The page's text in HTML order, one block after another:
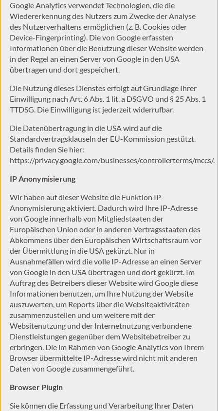
Google Analytics verwendet Technologien, die die
Wiedererkennung des Nutzers zum Zwecke der Analyse
des Nutzerverhaltens ermöglichen (z. B. Cookies oder
Device-Fingerprinting). Die von Google erfassten
Informationen über die Benutzung dieser Website werden
in der Regel an einen Server von Google in den USA
übertragen und dort gespeichert.
Die Nutzung dieses Dienstes erfolgt auf Grundlage Ihrer
Einwilligung nach Art. 6 Abs. 1 lit. a DSGVO und § 25 Abs. 1
TTDSG. Die Einwilligung ist jederzeit widerrufbar.
Die Datenübertragung in die USA wird auf die
Standardvertragsklauseln der EU-Kommission gestützt.
Details finden Sie hier:
https://privacy.google.com/businesses/controllerterms/mccs/.
IP Anonymisierung
Wir haben auf dieser Website die Funktion IP-
Anonymisierung aktiviert. Dadurch wird Ihre IP-Adresse
von Google innerhalb von Mitgliedstaaten der
Europäischen Union oder in anderen Vertragsstaaten des
Abkommens über den Europäischen Wirtschaftsraum vor
der Übermittlung in die USA gekürzt. Nur in
Ausnahmefällen wird die volle IP-Adresse an einen Server
von Google in den USA übertragen und dort gekürzt. Im
Auftrag des Betreibers dieser Website wird Google diese
Informationen benutzen, um Ihre Nutzung der Website
auszuwerten, um Reports über die Websiteaktivitäten
zusammenzustellen und um weitere mit der
Websitenutzung und der Internetnutzung verbundene
Dienstleistungen gegenüber dem Websitebetreiber zu
erbringen. Die im Rahmen von Google Analytics von Ihrem
Browser übermittelte IP-Adresse wird nicht mit anderen
Daten von Google zusammengeführt.
Browser Plugin
Sie können die Erfassung und Verarbeitung Ihrer Daten